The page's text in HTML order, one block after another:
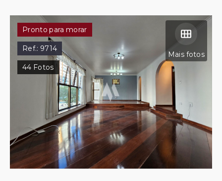
Mais fotos
Pronto para morar
Ref.: 9714
44 Fotos